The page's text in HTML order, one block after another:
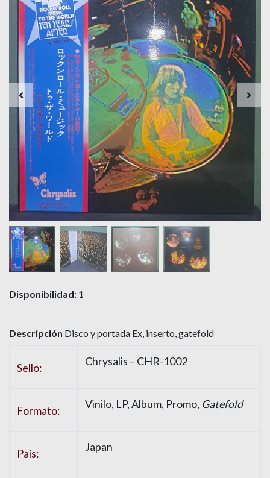
Disponibilidad: 1
Descripción Disco y portada Ex, inserto, gatefold
Sello: Chrysalis – CHR-1002
Formato: Vinilo, LP, Album, Promo, Gatefold
País: Japan